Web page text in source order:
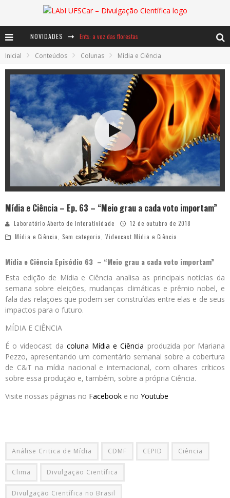
NOVIDADES Ents: a voz das florestas
Notáveis: Bertha Lutz
Baú de Histórias - A jamais imaginada aventura com os moinhos de vento
Inicial Conteúdos Colunas Mídia e Ciência
Mídia e Ciência – Ep. 63 – “Meio grau a cada voto importam”
Laboratório Aberto de Interatividade
12 de outubro de 2018
Mídia e Ciência
Sem categoria Videocast Mídia e Ciência
Mídia e Ciência Episódio 63 – “Meio grau a cada voto importam”
Esta edição de Mídia e Ciência analisa as principais notícias da
semana sobre eleições, mudanças climáticas e prêmio nobel, e
fala das relações que podem ser construídas entre elas e de seus
impactos para o futuro.
MÍDIA E CIÊNCIA
É o videocast da coluna Mídia e Ciência produzida por Mariana
Pezzo, apresentando um comentário semanal sobre a cobertura
de C&T na mídia nacional e internacional, com olhares críticos
sobre essa produção e, também, sobre a própria Ciência.
Visite nossas páginas no Facebook e no Youtube
Análise Critica de Mídia CDMF CEPID Ciência
Clima Divulgação Científica
Divulgação Científica no Brasil